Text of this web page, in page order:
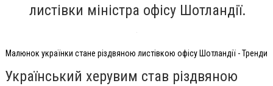
листівки міністра офісу Шотландії.
Малюнок українки стане різдвяною листівкою офісу Шотландії - Тренди
Український херувим став різдвяною